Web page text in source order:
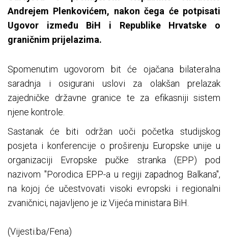
Andrejem Plenkovićem, nakon čega će potpisati
Ugovor između BiH i Republike Hrvatske o
graničnim prijelazima.
Spomenutim ugovorom bit će ojačana bilateralna
saradnja i osigurani uslovi za olakšan prelazak
zajedničke državne granice te za efikasniji sistem
njene kontrole.
Sastanak će biti održan uoči početka studijskog
posjeta i konferencije o proširenju Europske unije u
organizaciji Evropske pučke stranka (EPP) pod
nazivom "Porodica EPP-a u regiji zapadnog Balkana",
na kojoj će učestvovati visoki evropski i regionalni
zvaničnici, najavljeno je iz Vijeća ministara BiH.
(Vijesti.ba/Fena)